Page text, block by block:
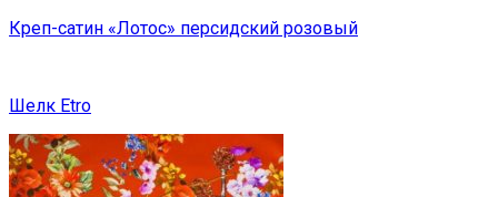
Креп-сатин «Лотос» персидский розовый
Шелк Etro